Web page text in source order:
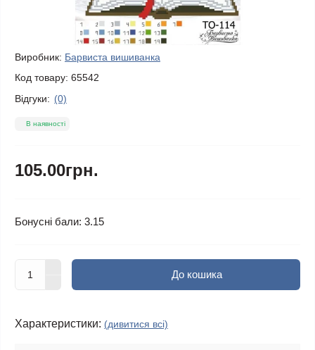
Виробник: Барвиста вишиванка
Код товару: 65542
Відгуки: (0)
В наявності
105.00грн.
Бонусні бали: 3.15
До кошика
Характеристики: (дивитися всі)